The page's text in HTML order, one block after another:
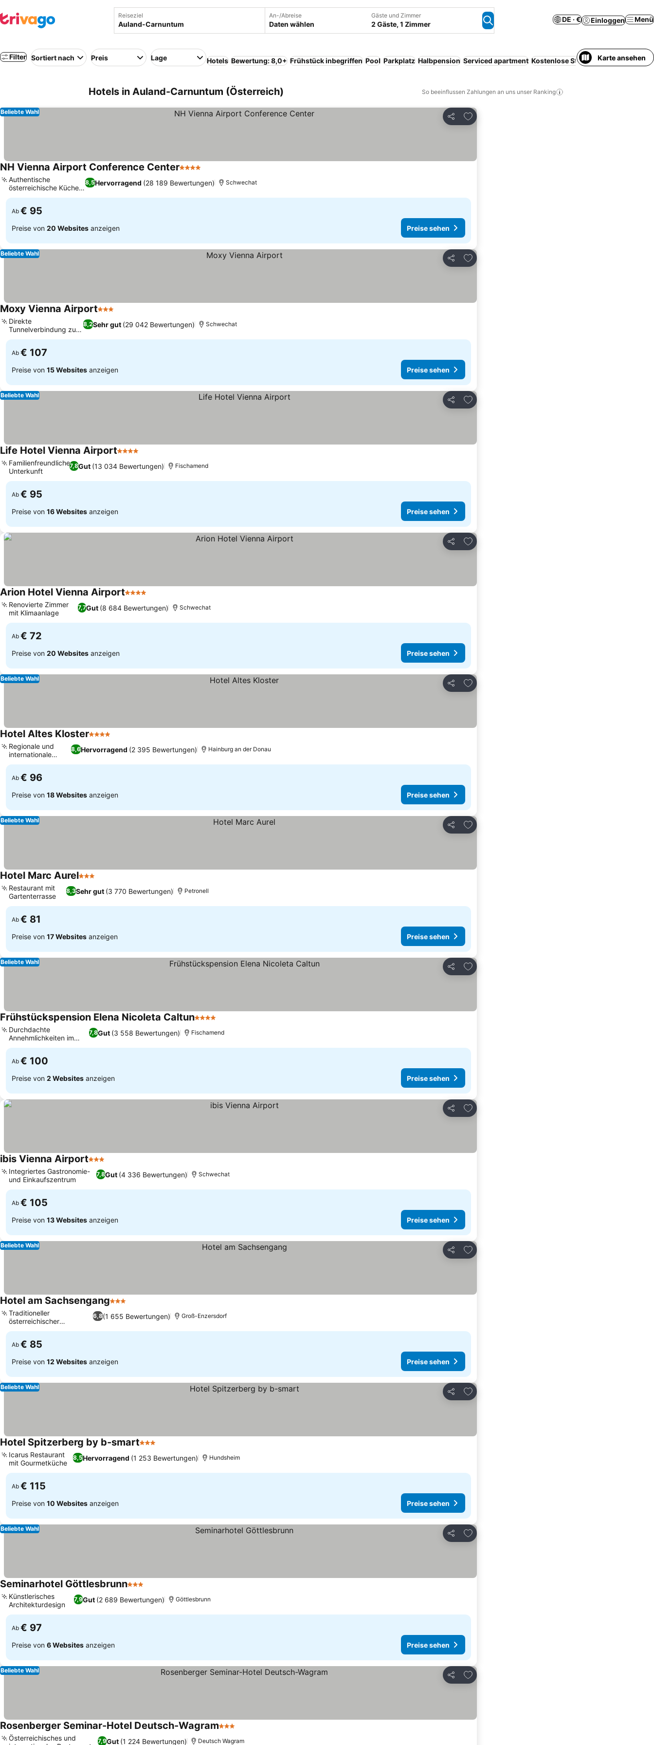
Reiseziel An-/Abreise
Daten wählen
Gäste und Zimmer
2 Gäste, 1 Zimmer
DE · € Einloggen Menü
Filter Sortiert nach Preis Lage Hotels Bewertung: 8,0+ Frühstück inbegriffen Pool Parkplatz Halbpension Serviced apartment Kostenlose Stornierung Vollpension
Karte ansehen
Hotels in Auland-Carnuntum (Österreich) So beeinflussen Zahlungen an uns unser Ranking
Teilen
Zu Favoriten hinzufügen
Beliebte Wahl
NH Vienna Airport Conference Center4 Sterne
8,5Hervorragend (28 189 Bewertungen)
Authentische
österreichische Küche
im Mundo
Schwechat
Ab € 95
Preise von 20 Websites anzeigen Preise sehen
Teilen
Zu Favoriten hinzufügen
Beliebte Wahl
Moxy Vienna Airport3 Sterne
8,2Sehr gut (29 042 Bewertungen)
Direkte
Tunnelverbindung zum
Flughafen
Schwechat
Ab € 107
Preise von 15 Websites anzeigen Preise sehen
Teilen
Zu Favoriten hinzufügen
Beliebte Wahl
Life Hotel Vienna Airport4 Sterne
7,8Gut (13 034 Bewertungen)
Familienfreundliche
Unterkunft
Fischamend
Ab € 95
Preise von 16 Websites anzeigen Preise sehen
Teilen
Zu Favoriten hinzufügen
Arion Hotel Vienna Airport4 Sterne
7,7Gut (8 684 Bewertungen)
Renovierte Zimmer
mit Klimaanlage
Schwechat
Ab € 72
Preise von 20 Websites anzeigen Preise sehen
Teilen
Zu Favoriten hinzufügen
Beliebte Wahl
Hotel Altes Kloster4 Sterne
8,6Hervorragend (2 395 Bewertungen)
Regionale und
internationale
Küche
Hainburg an der Donau
Ab € 96
Preise von 18 Websites anzeigen Preise sehen
Teilen
Zu Favoriten hinzufügen
Beliebte Wahl
Hotel Marc Aurel3 Sterne
8,3Sehr gut (3 770 Bewertungen)
Restaurant mit
Gartenterrasse
Petronell
Ab € 81
Preise von 17 Websites anzeigen Preise sehen
Teilen
Zu Favoriten hinzufügen
Beliebte Wahl
Frühstückspension Elena Nicoleta Caltun4 Sterne
7,8Gut (3 558 Bewertungen)
Durchdachte
Annehmlichkeiten im
Zimmer
Fischamend
Ab € 100
Preise von 2 Websites anzeigen Preise sehen
Teilen
Zu Favoriten hinzufügen
ibis Vienna Airport3 Sterne
7,8Gut (4 336 Bewertungen)
Integriertes Gastronomie-
und Einkaufszentrum
Schwechat
Ab € 105
Preise von 13 Websites anzeigen Preise sehen
Teilen
Zu Favoriten hinzufügen
Beliebte Wahl
Hotel am Sachsengang3 Sterne
6,8(1 655 Bewertungen)
Traditioneller
österreichischer
Jagdhausstil
Groß-Enzersdorf
Ab € 85
Preise von 12 Websites anzeigen Preise sehen
Teilen
Zu Favoriten hinzufügen
Beliebte Wahl
Hotel Spitzerberg by b-smart3 Sterne
8,5Hervorragend (1 253 Bewertungen)
Icarus Restaurant
mit Gourmetküche
Hundsheim
Ab € 115
Preise von 10 Websites anzeigen Preise sehen
Teilen
Zu Favoriten hinzufügen
Beliebte Wahl
Seminarhotel Göttlesbrunn3 Sterne
7,9Gut (2 689 Bewertungen)
Künstlerisches
Architekturdesign
Göttlesbrunn
Ab € 97
Preise von 6 Websites anzeigen Preise sehen
Teilen
Zu Favoriten hinzufügen
Beliebte Wahl
Rosenberger Seminar-Hotel Deutsch-Wagram3 Sterne
7,9Gut (1 224 Bewertungen)
Österreichisches und
Deutsch Wagram